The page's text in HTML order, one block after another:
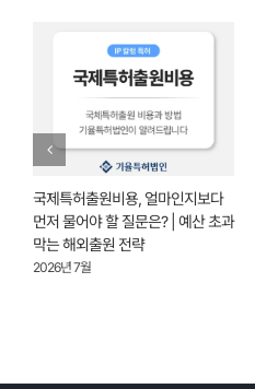
국제특허출원비용, 얼마인지보다
먼저 물어야 할 질문은? | 예산 초과
막는 해외출원 전략
2026년 7월